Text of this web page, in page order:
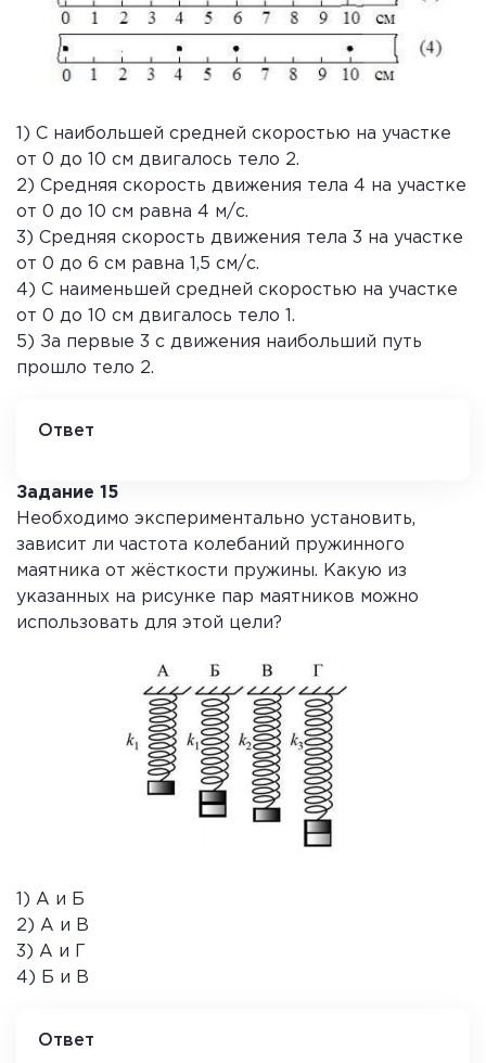
1) С наибольшей средней скоростью на участке
от 0 до 10 см двигалось тело 2.
2) Средняя скорость движения тела 4 на участке
от 0 до 10 см равна 4 м/с.
3) Средняя скорость движения тела 3 на участке
от 0 до 6 см равна 1,5 см/с.
4) С наименьшей средней скоростью на участке
от 0 до 10 см двигалось тело 1.
5) За первые 3 с движения наибольший путь
прошло тело 2.
Ответ
Задание 15
Необходимо экспериментально установить,
зависит ли частота колебаний пружинного
маятника от жёсткости пружины. Какую из
указанных на рисунке пар маятников можно
использовать для этой цели?
1) А и Б
2) А и В
3) А и Г
4) Б и В
Ответ